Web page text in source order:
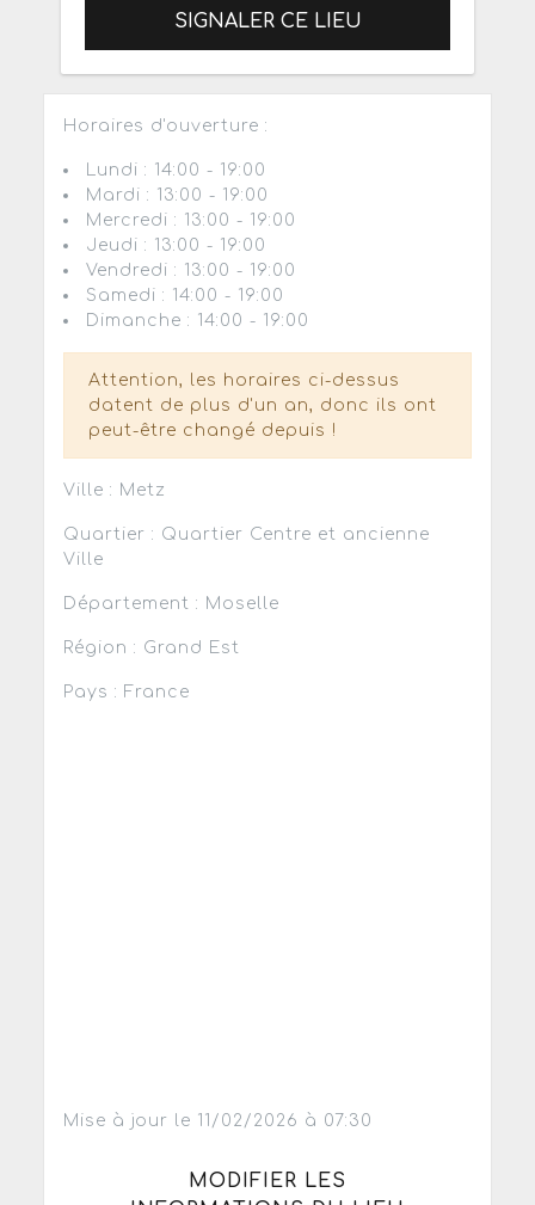
SIGNALER CE LIEU
Horaires d'ouverture :
Lundi : 14:00 - 19:00
Mardi : 13:00 - 19:00
Mercredi : 13:00 - 19:00
Jeudi : 13:00 - 19:00
Vendredi : 13:00 - 19:00
Samedi : 14:00 - 19:00
Dimanche : 14:00 - 19:00
Attention, les horaires ci-dessus
datent de plus d'un an, donc ils ont
peut-être changé depuis !
Ville : Metz
Quartier : Quartier Centre et ancienne
Ville
Département : Moselle
Région : Grand Est
Pays : France
Mise à jour le 11/02/2026 à 07:30
MODIFIER LES